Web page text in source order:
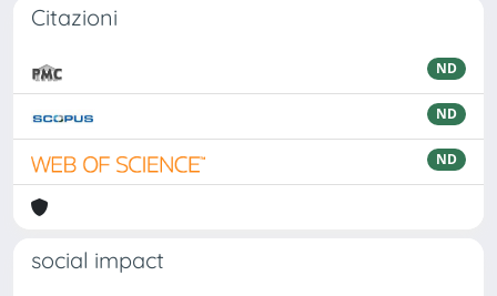
Citazioni
ND
ND
ND
social impact